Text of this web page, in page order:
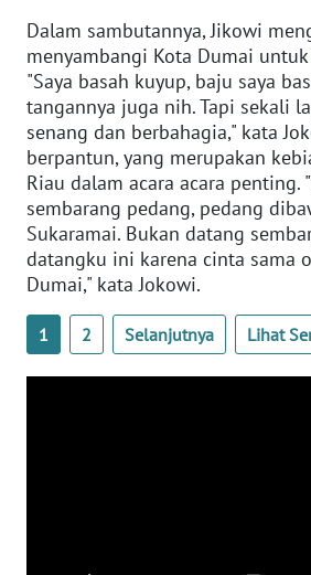
Dalam sambutannya, Jikowi
menyambangi Kota Dumai
"Saya basah kuyup, baju saya
tangannya juga nih. Tapi sekali
senang dan berbahagia," kata
berpantun, yang merupakan
Riau dalam acara acara penting.
sembarang pedang, pedang
Sukaramai. Bukan datang
datangku ini karena cinta sama
Dumai," kata Jokowi.
1 2 Selanjutnya Lihat
WN
WN
JABAR
WN
BANTEN
WN
NTT
WN
KEPRI